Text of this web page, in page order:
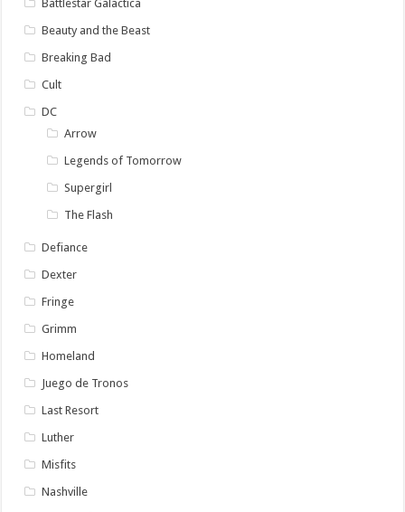
Battlestar Galactica
Beauty and the Beast
Breaking Bad
Cult
DC
Arrow
Legends of Tomorrow
Supergirl
The Flash
Defiance
Dexter
Fringe
Grimm
Homeland
Juego de Tronos
Last Resort
Luther
Misfits
Nashville